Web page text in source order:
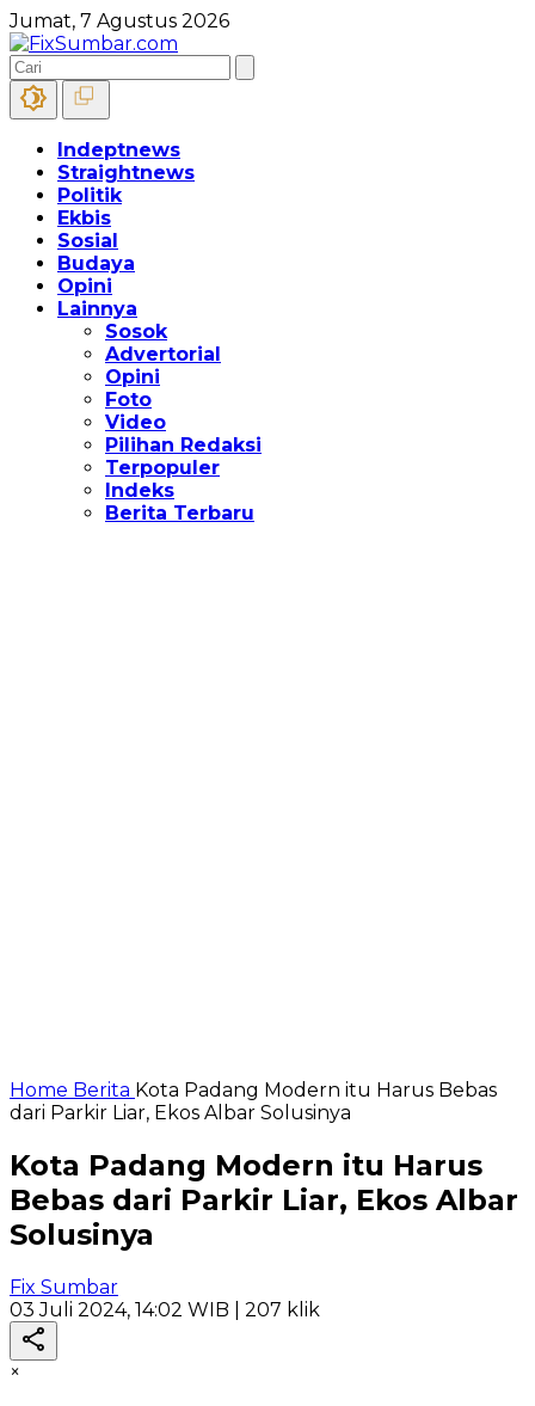
Jumat, 7 Agustus 2026
Indeptnews
Straightnews
Politik
Ekbis
Sosial
Budaya
Opini
Lainnya
Sosok
Advertorial
Opini
Foto
Video
Pilihan Redaksi
Terpopuler
Indeks
Berita Terbaru
Home Berita Kota Padang Modern itu Harus Bebas
dari Parkir Liar, Ekos Albar Solusinya
Kota Padang Modern itu Harus
Bebas dari Parkir Liar, Ekos Albar
Solusinya
Fix Sumbar
03 Juli 2024, 14:02 WIB | 207 klik
×